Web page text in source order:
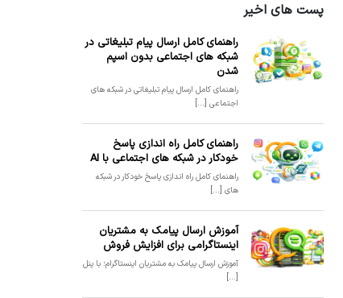
پست های اخیر
راهنمای کامل ارسال پیام تبلیغاتی در
شبکه های اجتماعی بدون اسپم
شدن
راهنمای کامل ارسال پیام تبلیغاتی در شبکه های
اجتماعی [...]
راهنمای کامل راه اندازی پاسخ
خودکار در شبکه های اجتماعی با AI
راهنمای کامل راه اندازی پاسخ خودکار در شبکه
های [...]
آموزش ارسال پیامک به مشتریان
اینستاگرامی برای افزایش فروش
آموزش ارسال پیامک به مشتریان اینستاگرام؛ با پنل
[...]